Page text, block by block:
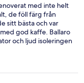
med inte helt
de föll färg från
sitt bästa och var
god kaffe. Ballaro
och ljud isoleringen